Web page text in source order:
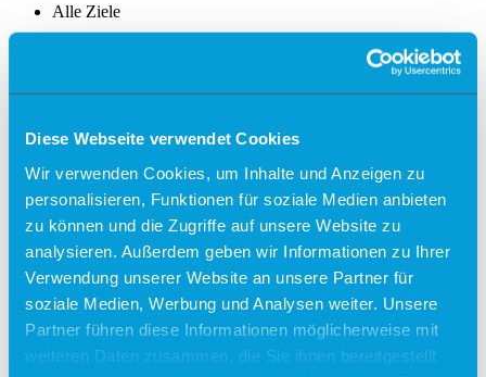
Diese Webseite verwendet Cookies
Wir verwenden Cookies, um Inhalte und Anzeigen zu
personalisieren, Funktionen für soziale Medien anbieten
zu können und die Zugriffe auf unsere Website zu
analysieren. Außerdem geben wir Informationen zu Ihrer
Verwendung unserer Website an unsere Partner für
soziale Medien, Werbung und Analysen weiter. Unsere
Partner führen diese Informationen möglicherweise mit
weiteren Daten zusammen, die Sie ihnen bereitgestellt
Alle Ziele
Jersey
Kalabrien
Zakynthos
Kreta (West)
Finnland
Unsere Reisepartner
momento by Frölich-Reisen
vianova